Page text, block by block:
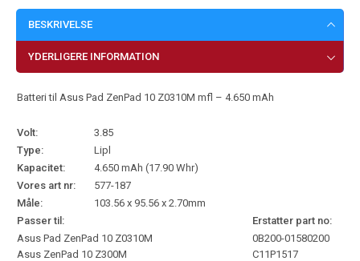
BESKRIVELSE
YDERLIGERE INFORMATION
Batteri til Asus Pad ZenPad 10 Z0310M mfl – 4.650 mAh
Volt:
3.85
Type:
Lipl
Kapacitet:
4.650 mAh (17.90 Whr)
Vores art nr:
577-187
Måle:
103.56 x 95.56 x 2.70mm
Passer til:
Erstatter part no:
Asus Pad ZenPad 10 Z0310M
Asus ZenPad 10 Z300M
0B200-01580200
C11P1517